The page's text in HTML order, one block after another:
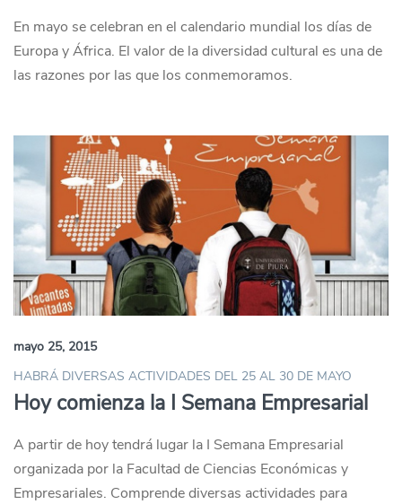
En mayo se celebran en el calendario mundial los días de
Europa y África. El valor de la diversidad cultural es una de
las razones por las que los conmemoramos.
mayo 25, 2015
HABRÁ DIVERSAS ACTIVIDADES DEL 25 AL 30 DE MAYO
Hoy comienza la I Semana Empresarial
A partir de hoy tendrá lugar la I Semana Empresarial
organizada por la Facultad de Ciencias Económicas y
Empresariales. Comprende diversas actividades para